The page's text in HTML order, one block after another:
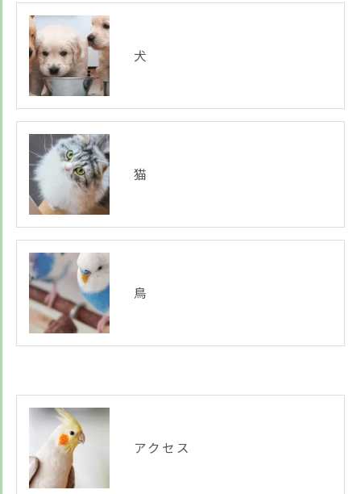
犬
猫
鳥
アクセス